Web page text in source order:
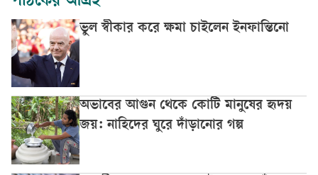
ভুল স্বীকার করে ক্ষমা চাইলেন ইনফান্তিনো
অভাবের আগুন থেকে কোটি মানুষের হৃদয়
জয়: নাহিদের ঘুরে দাঁড়ানোর গল্প